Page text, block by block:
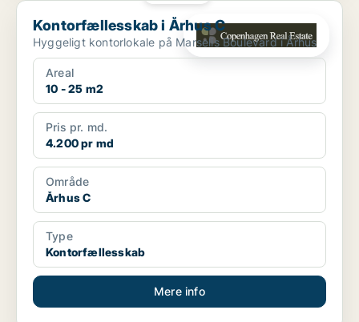
Kontorfællesskab i Århus C
Kontorfællesskab i Århus C
Hyggeligt kontorlokale på Marselis Boulevard i Århus
Areal
10 - 25 m2
Pris pr. md.
4.200 pr md
Område
Århus C
Type
Kontorfællesskab
Mere info